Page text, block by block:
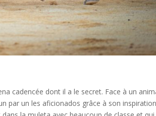
cadencée dont il a le secret. Face à un
par un les aficionados grâce à son